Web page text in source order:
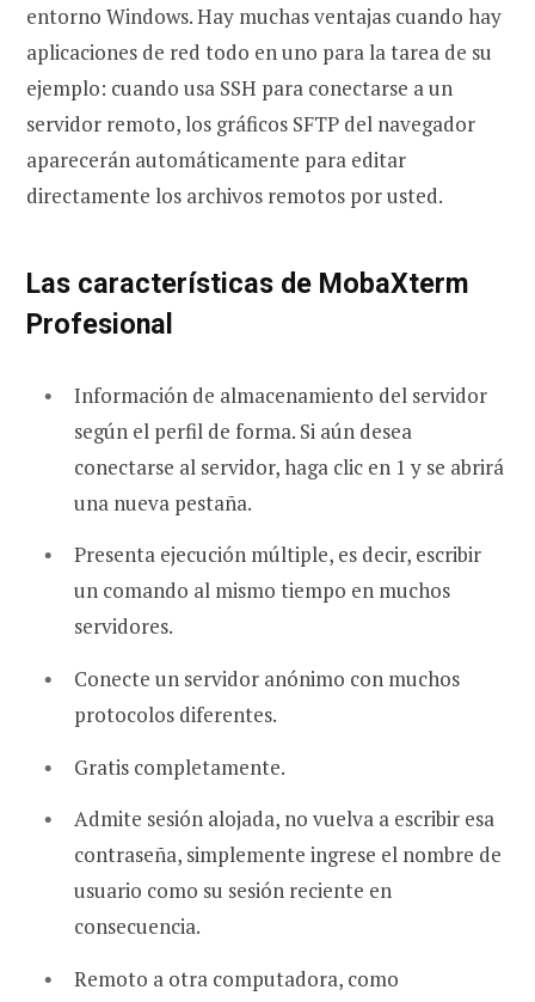
entorno Windows. Hay muchas ventajas cuando hay
aplicaciones de red todo en uno para la tarea de su
ejemplo: cuando usa SSH para conectarse a un
servidor remoto, los gráficos SFTP del navegador
aparecerán automáticamente para editar
directamente los archivos remotos por usted.
Las características de MobaXterm
Profesional
Información de almacenamiento del servidor
según el perfil de forma. Si aún desea
conectarse al servidor, haga clic en 1 y se abrirá
una nueva pestaña.
Presenta ejecución múltiple, es decir, escribir
un comando al mismo tiempo en muchos
servidores.
Conecte un servidor anónimo con muchos
protocolos diferentes.
Gratis completamente.
Admite sesión alojada, no vuelva a escribir esa
contraseña, simplemente ingrese el nombre de
usuario como su sesión reciente en
consecuencia.
Remoto a otra computadora, como